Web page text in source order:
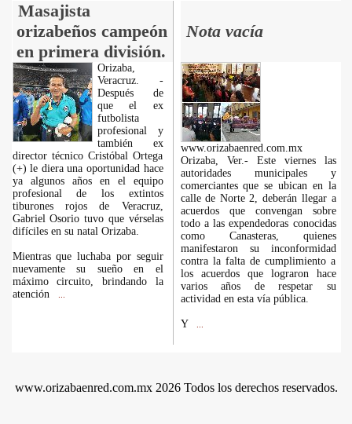
Masajista
orizabeños campeón
en primera división.
Nota vacía
Orizaba,
Veracruz. -
Después de
que el ex
futbolista
profesional y
también ex
director técnico Cristóbal Ortega
(+) le diera una oportunidad hace
ya algunos años en el equipo
profesional de los extintos
tiburones rojos de Veracruz,
Gabriel Osorio tuvo que vérselas
difíciles en su natal Orizaba.
Mientras que luchaba por seguir
nuevamente su sueño en el
máximo circuito, brindando la
atención
www.orizabaenred.com.mx
Orizaba, Ver.- Este viernes las
autoridades municipales y
comerciantes que se ubican en la
calle de Norte 2, deberán llegar a
acuerdos que convengan sobre
todo a las expendedoras conocidas
como Canasteras, quienes
manifestaron su inconformidad
contra la falta de cumplimiento a
los acuerdos que lograron hace
varios años de respetar su
actividad en esta vía pública.
Y
www.orizabaenred.com.mx 2026 Todos los derechos reservados.